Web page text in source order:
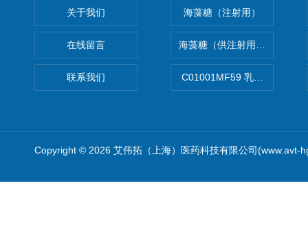
关于我们
在线留言
联系我们
海藻糖（注射用）
海藻糖（供注射用）（无菌）
C01001MF59 乳佐剂
Copyright © 2026 艾伟拓（上海）医药科技有限公司(www.avt-